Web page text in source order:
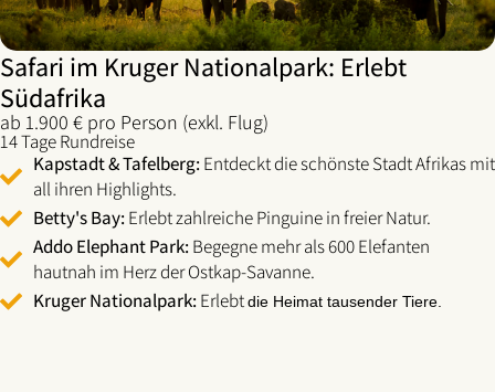
Safari im Kruger Nationalpark: Erlebt
Südafrika​
ab 1.900 € pro Person (exkl. Flug)
14 Tage Rundreise
Kapstadt&Tafelberg:Entdeckt die schönste Stadt Afrikas mit
all ihren Highlights.
Betty's Bay:Erlebt zahlreiche Pinguine in freier Natur.
Addo Elephant Park:Begegne mehr als 600Elefanten
hautnah im Herz der Ostkap-Savanne.
Kruger Nationalpark:Erlebtdie Heimat tausender Tiere.